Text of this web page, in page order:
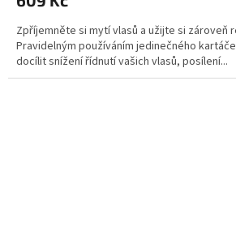
Zpříjemněte si mytí vlasů a užijte si zároveň
Pravidelným používáním jedinečného
docílit snížení řídnutí vašich vlasů, posílení...